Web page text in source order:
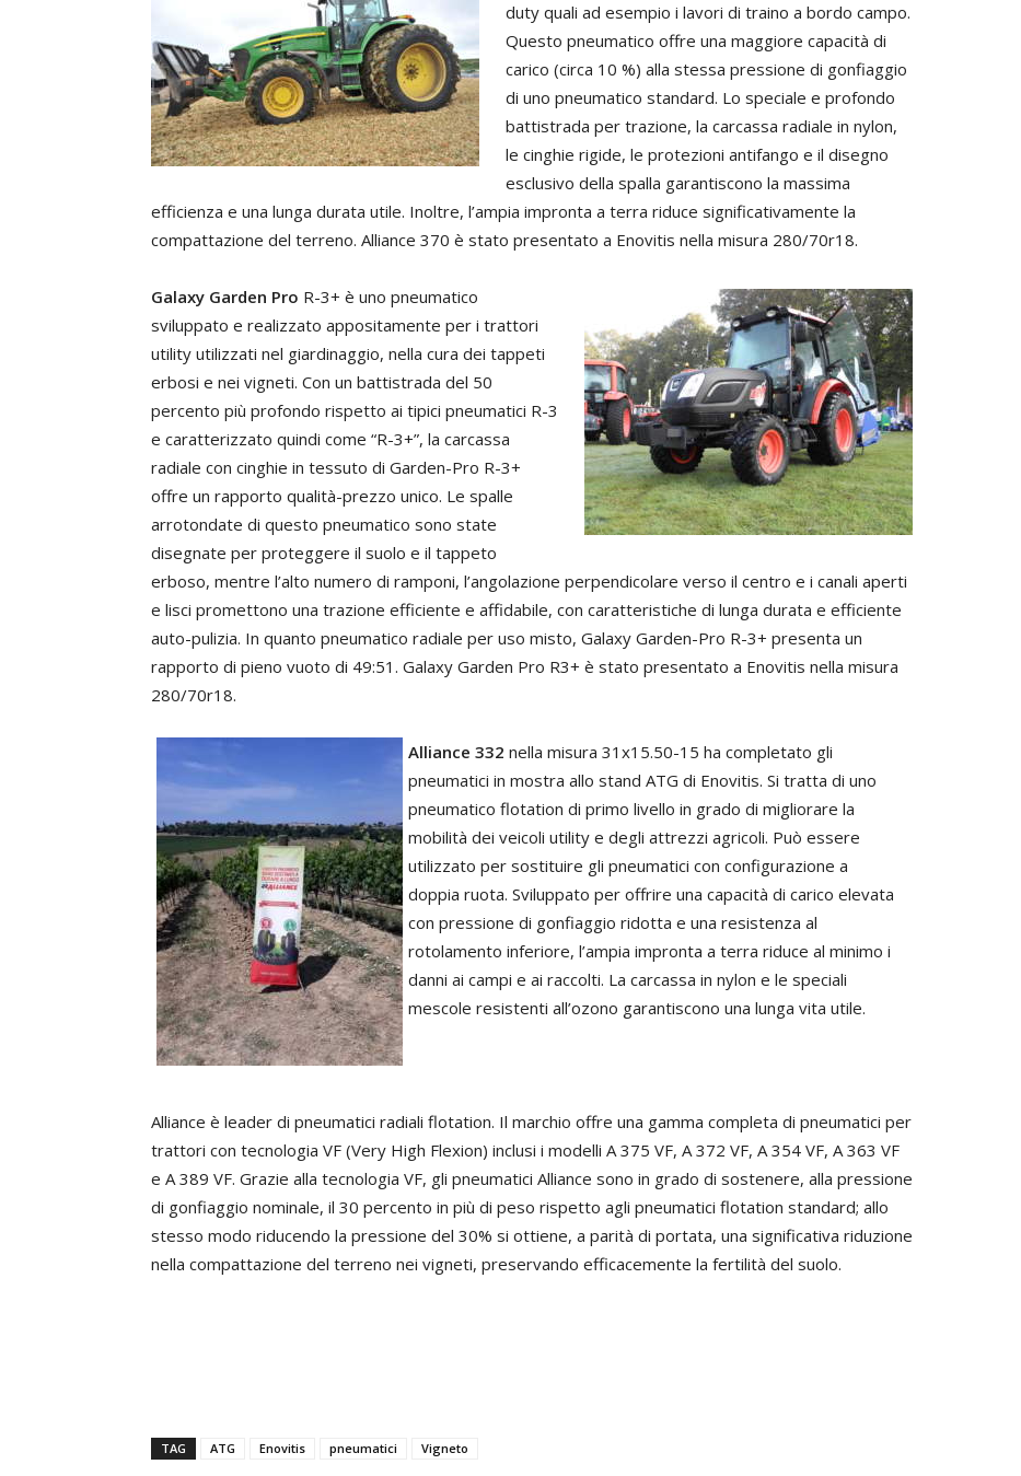
duty quali ad esempio i lavori di traino a bordo campo.
Questo pneumatico offre una maggiore capacità di
carico (circa 10 %) alla stessa pressione di gonfiaggio
di uno pneumatico standard. Lo speciale e profondo
battistrada per trazione, la carcassa radiale in nylon,
le cinghie rigide, le protezioni antifango e il disegno
esclusivo della spalla garantiscono la massima
efficienza e una lunga durata utile. Inoltre, l’ampia impronta a terra riduce significativamente la
compattazione del terreno. Alliance 370 è stato presentato a Enovitis nella misura 280/70r18.
Galaxy Garden Pro R-3+ è uno pneumatico
sviluppato e realizzato appositamente per i trattori
utility utilizzati nel giardinaggio, nella cura dei tappeti
erbosi e nei vigneti. Con un battistrada del 50
percento più profondo rispetto ai tipici pneumatici R-3
e caratterizzato quindi come “R-3+”, la carcassa
radiale con cinghie in tessuto di Garden-Pro R-3+
offre un rapporto qualità-prezzo unico. Le spalle
arrotondate di questo pneumatico sono state
disegnate per proteggere il suolo e il tappeto
erboso, mentre l’alto numero di ramponi, l’angolazione perpendicolare verso il centro e i canali aperti
e lisci promettono una trazione efficiente e affidabile, con caratteristiche di lunga durata e efficiente
auto-pulizia. In quanto pneumatico radiale per uso misto, Galaxy Garden-Pro R-3+ presenta un
rapporto di pieno vuoto di 49:51. Galaxy Garden Pro R3+ è stato presentato a Enovitis nella misura
280/70r18.
Alliance 332 nella misura 31x15.50-15 ha completato gli
pneumatici in mostra allo stand ATG di Enovitis. Si tratta di uno
pneumatico flotation di primo livello in grado di migliorare la
mobilità dei veicoli utility e degli attrezzi agricoli. Può essere
utilizzato per sostituire gli pneumatici con configurazione a
doppia ruota. Sviluppato per offrire una capacità di carico elevata
con pressione di gonfiaggio ridotta e una resistenza al
rotolamento inferiore, l’ampia impronta a terra riduce al minimo i
danni ai campi e ai raccolti. La carcassa in nylon e le speciali
mescole resistenti all’ozono garantiscono una lunga vita utile.
Alliance è leader di pneumatici radiali flotation. Il marchio offre una gamma completa di pneumatici per
trattori con tecnologia VF (Very High Flexion) inclusi i modelli A 375 VF, A 372 VF, A 354 VF, A 363 VF
e A 389 VF. Grazie alla tecnologia VF, gli pneumatici Alliance sono in grado di sostenere, alla pressione
di gonfiaggio nominale, il 30 percento in più di peso rispetto agli pneumatici flotation standard; allo
stesso modo riducendo la pressione del 30% si ottiene, a parità di portata, una significativa riduzione
nella compattazione del terreno nei vigneti, preservando efficacemente la fertilità del suolo.
TAG ATG Enovitis pneumatici Vigneto